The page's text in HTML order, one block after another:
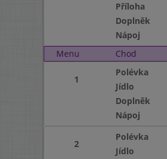
Příloha
Doplněk
Nápoj
Menu
Chod
1
Polévka
Jídlo
Doplněk
Nápoj
2
Polévka
Jídlo